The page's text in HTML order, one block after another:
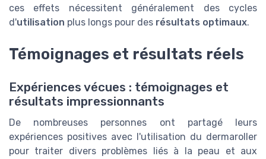
ces effets nécessitent généralement des cycles
d'utilisation plus longs pour des résultats optimaux.
Témoignages et résultats réels
Expériences vécues : témoignages et
résultats impressionnants
De nombreuses personnes ont partagé leurs
expériences positives avec l'utilisation du dermaroller
pour traiter divers problèmes liés à la peau et aux